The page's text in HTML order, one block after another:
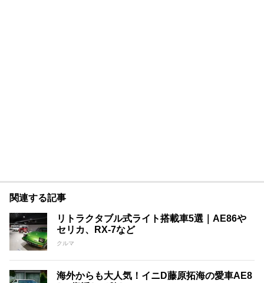
関連する記事
リトラクタブル式ライト搭載車5選｜AE86や
セリカ、RX-7など
クルマ
海外からも大人気！イニD藤原拓海の愛車AE8